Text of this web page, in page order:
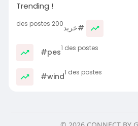
Trending !
#خرید200 des postes
#pes1 des postes
#wind1 des postes